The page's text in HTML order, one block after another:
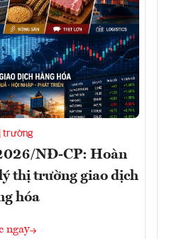
trường
NĐ-CP: Hoàn
thị trường giao dịch
hóa
ngay